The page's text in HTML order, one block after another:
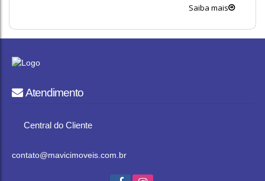
Saiba mais
Atendimento
Central do Cliente
contato@mavicimoveis.com.br